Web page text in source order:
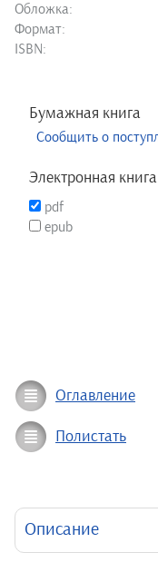
Обложка:
Формат:
ISBN:
Бумажная книга
Сообщить о
Электронная книга
pdf
epub
Оглавление
Полистать
Описание